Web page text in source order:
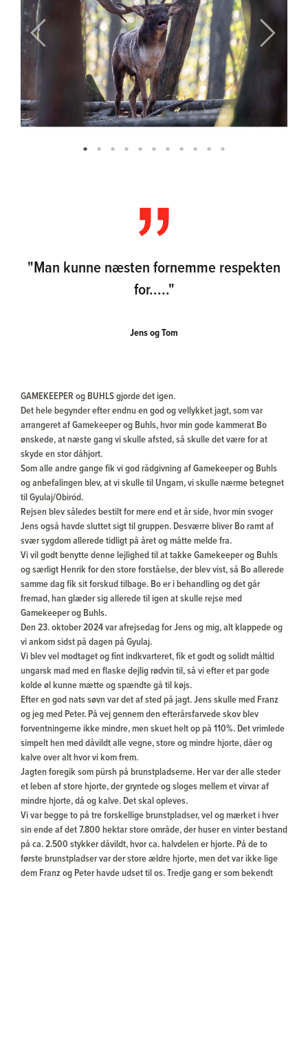
Previous Next
"Man kunne næsten fornemme respekten
for....."
Jens og Tom
GAMEKEEPER og BUHLS gjorde det igen.
Det hele begynder efter endnu en god og vellykket jagt, som var
arrangeret af Gamekeeper og Buhls, hvor min gode kammerat Bo
ønskede, at næste gang vi skulle afsted, så skulle det være for at
skyde en stor dåhjort.
Som alle andre gange fik vi god rådgivning af Gamekeeper og Buhls
og anbefalingen blev, at vi skulle til Ungarn, vi skulle nærme betegnet
til Gyulaj/Obiród.
Rejsen blev således bestilt for mere end et år side, hvor min svoger
Jens også havde sluttet sigt til gruppen. Desværre bliver Bo ramt af
svær sygdom allerede tidligt på året og måtte melde fra.
Vi vil godt benytte denne lejlighed til at takke Gamekeeper og Buhls
og særligt Henrik for den store forståelse, der blev vist, så Bo allerede
samme dag fik sit forskud tilbage. Bo er i behandling og det går
fremad, han glæder sig allerede til igen at skulle rejse med
Gamekeeper og Buhls.
Den 23. oktober 2024 var afrejsedag for Jens og mig, alt klappede og
vi ankom sidst på dagen på Gyulaj.
Vi blev vel modtaget og fint indkvarteret, fik et godt og solidt måltid
ungarsk mad med en flaske dejlig rødvin til, så vi efter et par gode
kolde øl kunne mætte og spændte gå til køjs.
Efter en god nats søvn var det af sted på jagt. Jens skulle med Franz
og jeg med Peter. På vej gennem den efterårsfarvede skov blev
forventningerne ikke mindre, men skuet helt op på 110%. Det vrimlede
simpelt hen med dåvildt alle vegne, store og mindre hjorte, dåer og
kalve over alt hvor vi kom frem.
Jagten foregik som pürsh på brunstpladserne. Her var der alle steder
et leben af store hjorte, der gryntede og sloges mellem et virvar af
mindre hjorte, då og kalve. Det skal opleves.
Vi var begge to på tre forskellige brunstpladser, vel og mærket i hver
sin ende af det 7.800 hektar store område, der huser en vinter bestand
på ca. 2.500 stykker dåvildt, hvor ca. halvdelen er hjorte. På de to
første brunstpladser var der store ældre hjorte, men det var ikke lige
dem Franz og Peter havde udset til os. Tredje gang er som bekendt